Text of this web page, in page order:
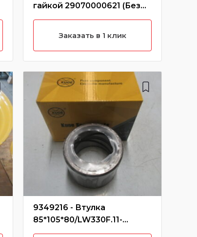
гайкой 29070000621 (Без
характеристики)
Заказать в 1 клик
9349216 - Втулка
85*105*80/LW330F.11-
2/250900248/9349216 (Без